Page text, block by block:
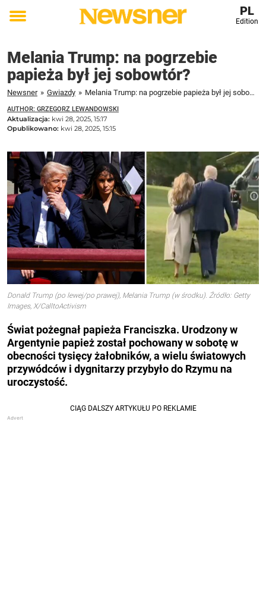
Toggle
PL
Edition
Melania Trump: na pogrzebie
papieża był jej sobowtór?
Newsner » Gwiazdy » Melania Trump: na pogrzebie papieża był jej sobowtór?
AUTHOR: GRZEGORZ LEWANDOWSKI
Aktualizacja: kwi 28, 2025, 15:17
Opublikowano: kwi 28, 2025, 15:15
Donald Trump (po lewej/po prawej), Melania Trump (w środku). Źródło: Getty
Images, X/CalltoActivism
Świat pożegnał papieża Franciszka. Urodzony w
Argentynie papież został pochowany w sobotę w
obecności tysięcy żałobników, a wielu światowych
przywódców i dygnitarzy przybyło do Rzymu na
uroczystość.